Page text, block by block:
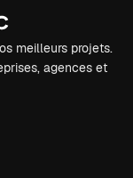
meilleurs projets.
agences et